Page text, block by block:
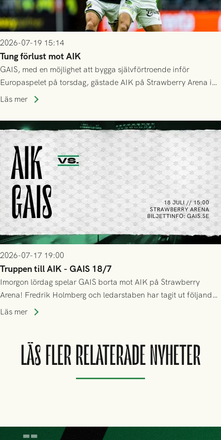
2026-07-19 15:14
Tung förlust mot AIK
GAIS, med en möjlighet att bygga självförtroende inför
Europaspelet på torsdag, gästade AIK på Strawberry Arena i
Stockholm . Men trots konstant hotande i första halvlek av
lyckades få in 2-0.
Läs mer
2026-07-17 19:00
Truppen till AIK - GAIS 18/7
Imorgon lördag spelar GAIS borta mot AIK på Strawberry
Arena! Fredrik Holmberg och ledarstaben har tagit ut följande
trupp till matchen:
Läs mer
LÄS FLER RELATERADE NYHETER